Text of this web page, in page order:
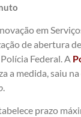
em
de abertura
Federal. A
a medida, saiu
prazo